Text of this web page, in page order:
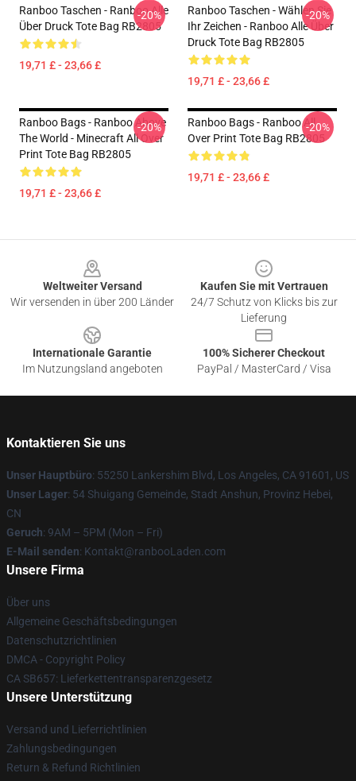
Ranboo Taschen - Ranboo Alle
Über Druck Tote Bag RB2805
19,71 £ - 23,66 £
-20%
Ranboo Taschen - Wählen Sie
Ihr Zeichen - Ranboo Alle Über
Druck Tote Bag RB2805
19,71 £ - 23,66 £
-20%
Ranboo Bags - Ranboo Above
The World - Minecraft All Over
Print Tote Bag RB2805
19,71 £ - 23,66 £
-20%
Ranboo Bags - Ranboo All
Over Print Tote Bag RB2805
19,71 £ - 23,66 £
-20%
Weltweiter Versand
Wir versenden in über 200 Länder
Kaufen Sie mit Vertrauen
24/7 Schutz von Klicks bis zur
Lieferung
Internationale Garantie
Im Nutzungsland angeboten
100% Sicherer Checkout
PayPal / MasterCard / Visa
Kontaktieren Sie uns
Unser Hauptbüro: 55250 Lankershim Blvd, Los Angeles, CA 91601, US
Unser Lager: 54 Shuigang Gemeinde, Stadt Anshun, Provinz Hebei,
CN
Geruch: 9AM – 5PM (Mon – Fri)
E-Mail senden: Kontakt@ranbooLaden.com
Unsere Firma
Über uns
Allgemeine Geschäftsbedingungen
Datenschutzrichtlinien
DMCA - Copyright Policy
CA SB657: Lieferkettentransparenzgesetz
Unsere Unterstützung
Versand und Lieferrichtlinien
Zahlungsbedingungen
Return & Refund Richtlinien